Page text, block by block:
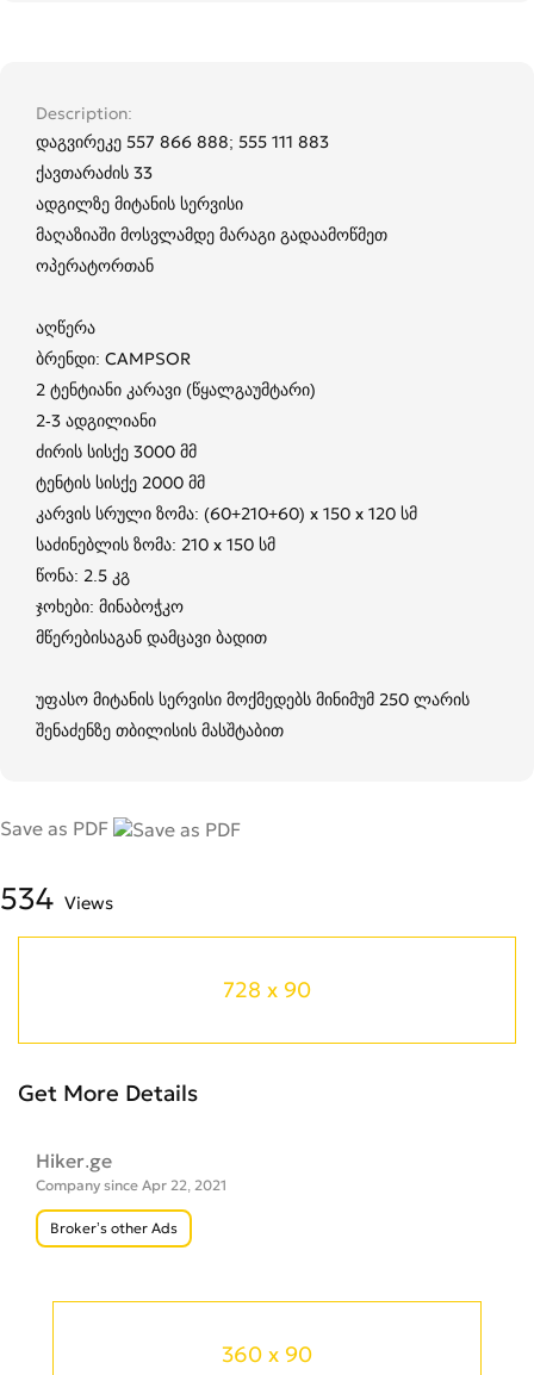
360 x 90
Description
დაგვირეკე 557 866 888; 555 111 883
ქავთარაძის 33
ადგილზე მიტანის სერვისი
მაღაზიაში მოსვლამდე მარაგი გადაამოწმეთ
ოპერატორთან
აღწერა
ბრენდი: CAMPSOR
2 ტენტიანი კარავი (წყალგაუმტარი)
2-3 ადგილიანი
ძირის სისქე 3000 მმ
ტენტის სისქე 2000 მმ
კარვის სრული ზომა: (60+210+60) x 150 x 120 სმ
საძინებლის ზომა: 210 x 150 სმ
წონა: 2.5 კგ
ჯოხები: მინაბოჭკო
მწერებისაგან დამცავი ბადით
უფასო მიტანის სერვისი მოქმედებს მინიმუმ 250 ლარის
შენაძენზე თბილისის მასშტაბით
Save as PDF
534 Views
728 x 90
Get More Details
Hiker.ge
Company since Apr 22, 2021
Broker’s other Ads